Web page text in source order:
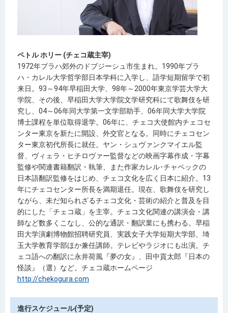
ペトル ホリー (チェコ蔵主宰)
1972年プラハ郊外のドブジーシュ市生まれ。1990年プラ
ハ・カレル大学哲学部日本学科に入学し、語学短期留学で初
来日。93～94年早稲田大学、98年～2000年東京学芸大学大
学院、その後、早稲田大学大学院文学研究科にて歌舞伎を研
究し、04～06年同大学第一文学部助手、06年同大学大学院
博士課程を単位取得退学。06年に、チェコ大使館内チェコセ
ンター東京を新たに開設、外交官となる。同時にチェコセン
ター東京初代所長に就任。ヤン・シュヴァンクマイエル監
督、ヴィェラ・ヒチロヴァー監督などの映画字幕作成・字幕
監修や関連書籍翻訳・執筆、また作家カレル･チャペックの
日本語翻訳監修をはじめ、チェコ文化を広く日本に紹介。13
年にチェコセンター所長を満期退任。現在、歌舞伎を研究し
ながら、未だ知られざるチェコ文化・芸術の紹介と普及を目
的にした「チェコ蔵」を主宰。チェコ文化関連の講演会・講
師など数多くこなし、公的な通訳・翻訳業にも携わる。早稲
田大学演劇博物館招聘研究員、実践女子大学短期大学部、埼
玉大学教育学部ほか兼任講師。テレビやラジオにも出演。チ
ェコ語への翻訳に永井荷風『夢の女』、田中貢太郎『日本の
怪談』（選）など。チェコ蔵ホームページ
http://chekogura.com
進行スケジュール(予定)